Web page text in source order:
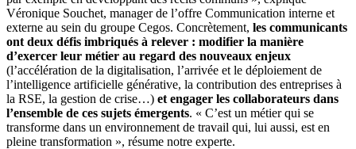
Véronique Souchet, manager de l’offre Communication interne et
externe au sein du groupe Cegos. Concrètement, les communicants
ont deux défis imbriqués à relever : modifier la manière
d’exercer leur métier au regard des nouveaux enjeux
(l’accélération de la digitalisation, l’arrivée et le déploiement de
l’intelligence artificielle générative, la contribution des entreprises à
la RSE, la gestion de crise…) et engager les collaborateurs dans
l’ensemble de ces sujets émergents. « C’est un métier qui se
transforme dans un environnement de travail qui, lui aussi, est en
pleine transformation », résume notre experte.